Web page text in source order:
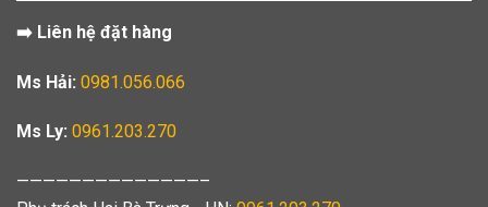
➡️ Liên hệ đặt hàng
Ms Hải: 0981.056.066
Ms Ly: 0961.203.270
——————————————–